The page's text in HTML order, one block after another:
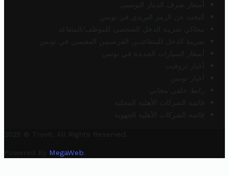
أسعار صرف الدينار التونسي
البحث عن الرمز البريدي في تونس
محاكي ضريبة الدخل الشخصي للموظف/المتقاعد
ضريبة الدخل للمتقاعدين الفرنسيين المقيمين في تونس
أسعار السيارات الجديدة في تونس
أخبار تروفيت
أخبار تونس
رابط خلفي مجاني
قائمة الشركات الأهلية المحلية
قائمة الشركات الأهلية الجهوية
2025 © Trovit. All Rights Reserved.
Powered By MegaWeb